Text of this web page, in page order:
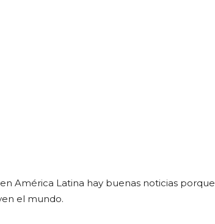
América Latina hay buenas noticias porque
el mundo.